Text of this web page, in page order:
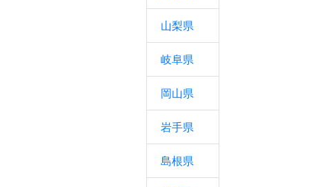
山梨県
岐阜県
岡山県
岩手県
島根県